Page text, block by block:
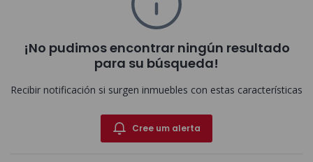
¡No pudimos encontrar ningún resultado
para su búsqueda!
Recibir notificación si surgen inmuebles con estas características
Cree um alerta